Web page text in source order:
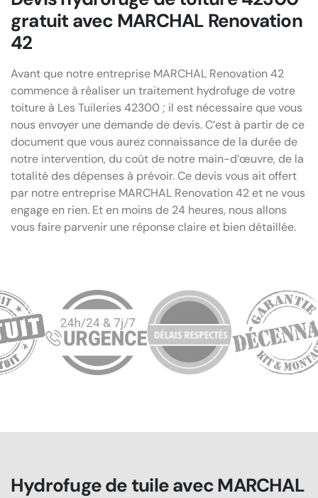
gratuit avec MARCHAL Renovation
42
Avant que notre entreprise MARCHAL Renovation 42
commence à réaliser un traitement hydrofuge de votre
toiture à Les Tuileries 42300 ; il est nécessaire que vous
nous envoyer une demande de devis. C’est à partir de ce
document que vous aurez connaissance de la durée de
notre intervention, du coût de notre main-d’œuvre, de la
totalité des dépenses à prévoir. Ce devis vous ait offert
par notre entreprise MARCHAL Renovation 42 et ne vous
engage en rien. Et en moins de 24 heures, nous allons
vous faire parvenir une réponse claire et bien détaillée.
Hydrofuge de tuile avec MARCHAL